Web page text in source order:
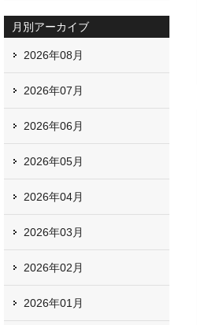
月別アーカイブ
2026年08月
2026年07月
2026年06月
2026年05月
2026年04月
2026年03月
2026年02月
2026年01月